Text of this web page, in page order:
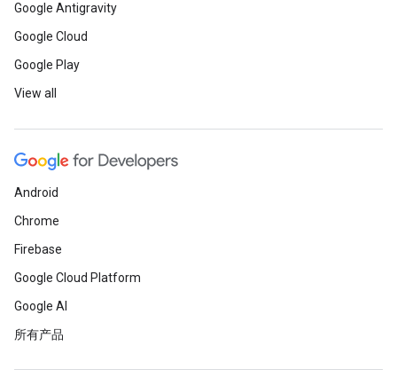
Google Antigravity
Google Cloud
Google Play
View all
Android
Chrome
Firebase
Google Cloud Platform
Google AI
所有产品